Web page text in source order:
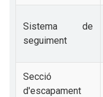
Sistema de
seguiment
Secció
d'escapament